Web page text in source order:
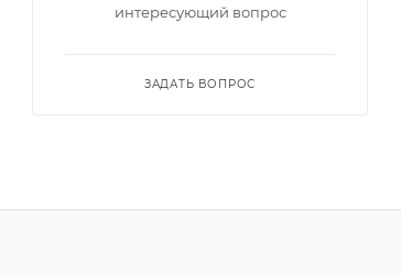
интересующий вопрос
ЗАДАТЬ ВОПРОС